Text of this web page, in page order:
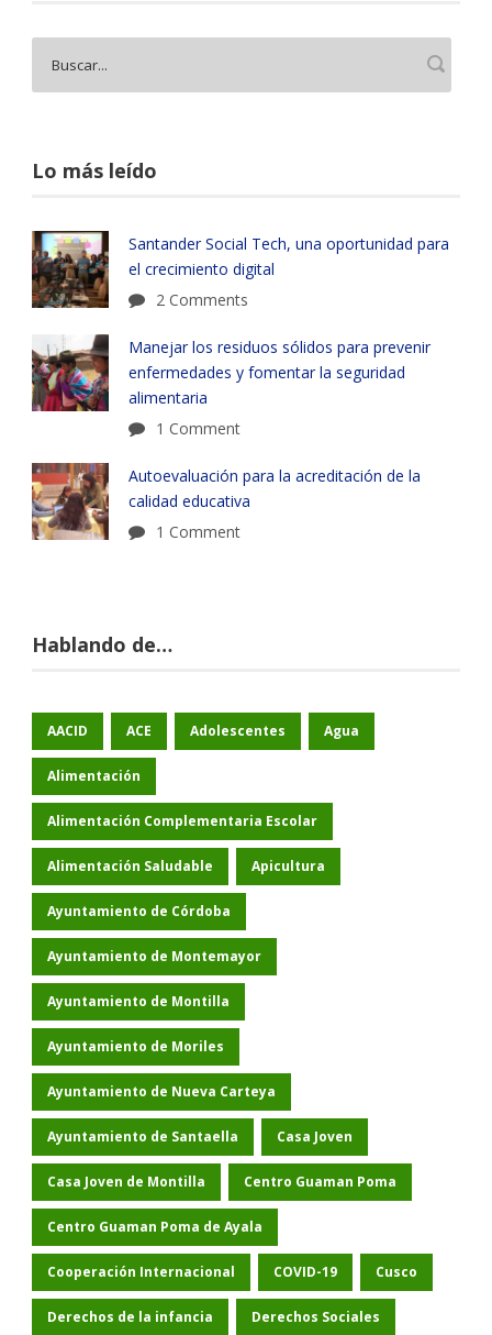
Lo más leído
Santander Social Tech, una oportunidad para
el crecimiento digital
2 Comments
Manejar los residuos sólidos para prevenir
enfermedades y fomentar la seguridad
alimentaria
1 Comment
Autoevaluación para la acreditación de la
calidad educativa
1 Comment
Hablando de…
AACID ACE Adolescentes Agua
Alimentación
Alimentación Complementaria Escolar
Alimentación Saludable Apicultura
Ayuntamiento de Córdoba
Ayuntamiento de Montemayor
Ayuntamiento de Montilla
Ayuntamiento de Moriles
Ayuntamiento de Nueva Carteya
Ayuntamiento de Santaella Casa Joven
Casa Joven de Montilla Centro Guaman Poma
Centro Guaman Poma de Ayala
Cooperación Internacional COVID-19 Cusco
Derechos de la infancia Derechos Sociales